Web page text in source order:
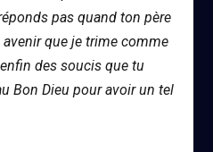
pas quand ton père
avenir que je trime comme
des soucis que tu
Bon Dieu pour avoir un tel